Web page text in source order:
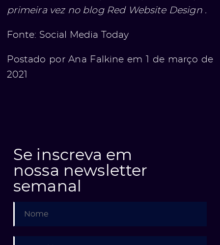
primeira vez no blog Red Website Design .
Fonte: Social Media Today
Postado por Ana Falkine em 1 de março de
2021
Se inscreva em
nossa newsletter
semanal